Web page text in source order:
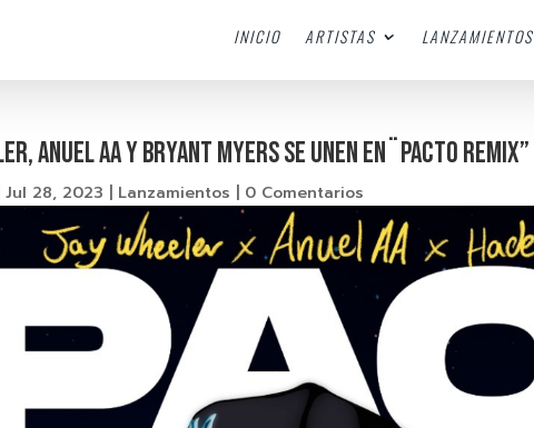
INICIO ARTISTAS LANZAMIENTOS
Anuel AA y Bryant Myers se unen en¨Pacto Remix”
Jul 28, 2023 | Lanzamientos | 0 Comentarios